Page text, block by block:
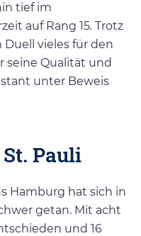
tief im
auf Rang 15​. Trotz
vieles für den
seine Qualität und
unter Beweis
Pauli
Hamburg hat sich in
getan. Mit acht
und 16